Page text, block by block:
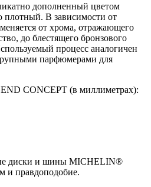
дополненный цветом
плотный. В зависимости от
от хрома, отражающего
до блестящего бронзового
процесс аналогичен
парфюмерами для
CONCEPT (в миллиметрах):
диски и шины MICHELIN®
и правдоподобие.